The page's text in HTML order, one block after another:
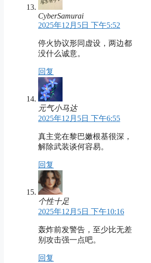
CyberSamurai
2025年12月5日 下午5:52
停火协议形同虚设，两边都
没什么诚意。
回复
元气小马达
2025年12月5日 下午6:55
真主党在黎巴嫩根基很深，
解除武装谈何容易。
回复
个性十足
2025年12月5日 下午10:16
轰炸前发警告，至少比无差
别攻击强一点吧。
回复